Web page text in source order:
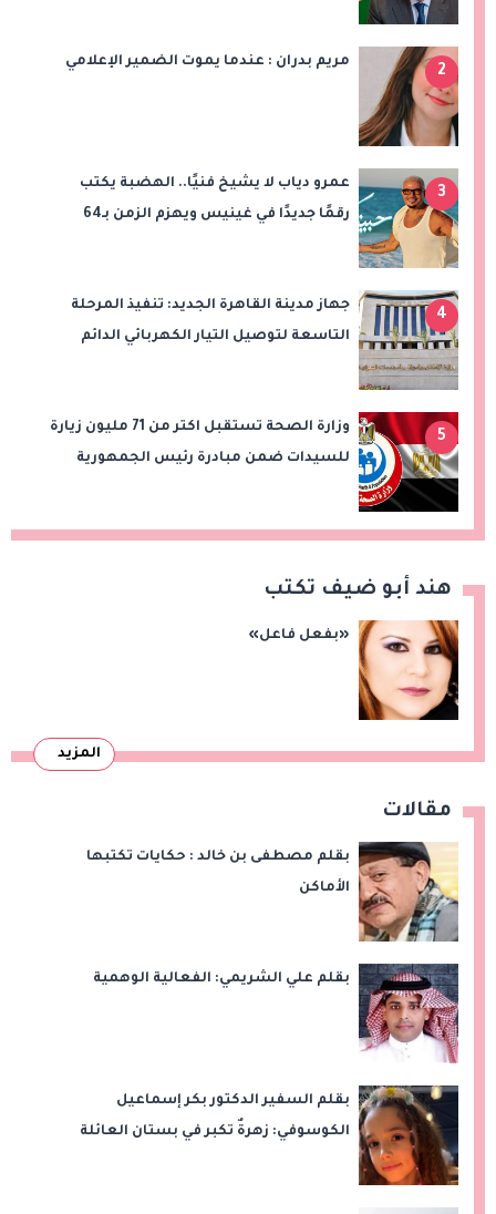
2
مريم بدران : عندما يموت الضمير الإعلامي
3
عمرو دياب لا يشيخ فنيًا.. الهضبة يكتب
رقمًا جديدًا في غينيس ويهزم الزمن بـ64
4
جهاز مدينة القاهرة الجديد: تنفيذ المرحلة
التاسعة لتوصيل التيار الكهربائي الدائم
5
وزارة الصحة تستقبل اكتر من 71 مليون زيارة
للسيدات ضمن مبادرة رئيس الجمهورية
هند أبو ضيف تكتب
«بفعل فاعل»
المزيد
مقالات
بقلم مصطفى بن خالد : حكايات تكتبها
الأماكن
بقلم علي الشريمي: الفعالية الوهمية
بقلم السفير الدكتور بكر إسماعيل
الكوسوفي: زهرةٌ تكبر في بستان العائلة